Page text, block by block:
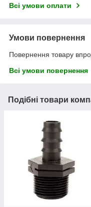
Всі умови оплати
Умови повернення
Повернення товару
Всі умови повернення
Подібні товари